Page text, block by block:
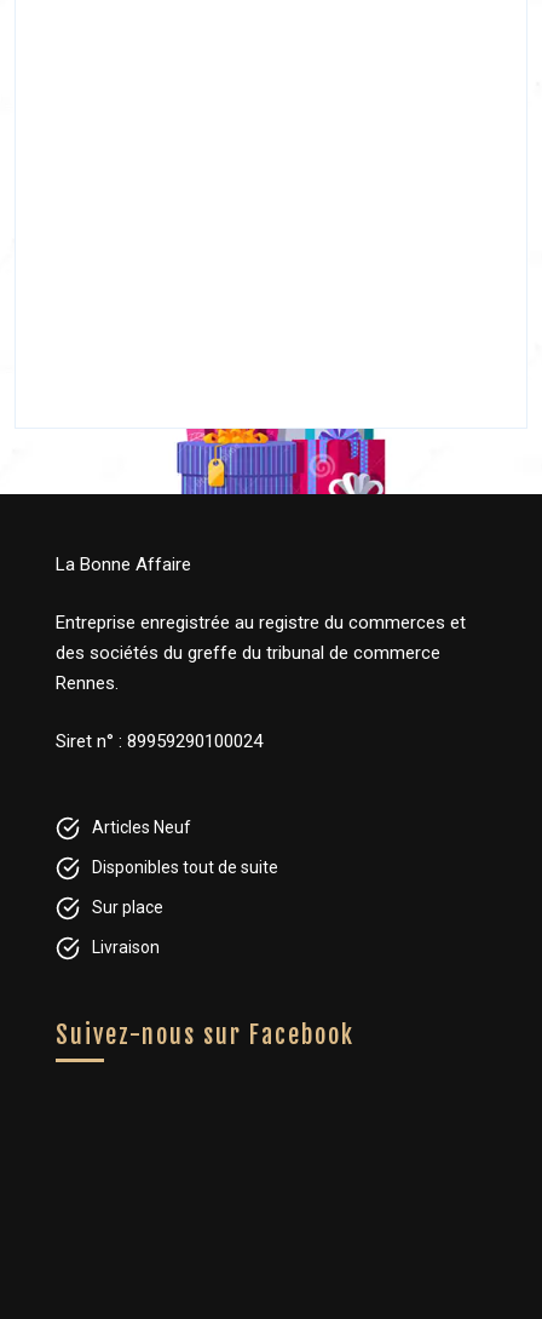
La Bonne Affaire
Entreprise enregistrée au registre du commerces et
des sociétés du greffe du tribunal de commerce
Rennes.
Siret n° : 89959290100024
Articles Neuf
Disponibles tout de suite
Sur place
Livraison
Suivez-nous sur Facebook